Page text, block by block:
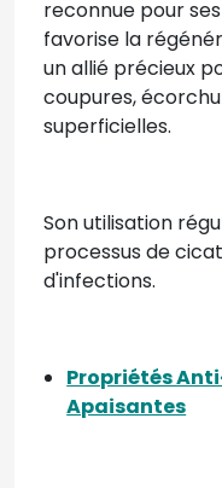
reconnue pour
favorise la
un allié précieux
coupures,
superficielles.
Son utilisation
processus de
d'infections.
Propriétés
Apaisantes